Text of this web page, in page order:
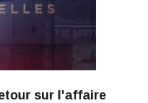
sur l'affaire